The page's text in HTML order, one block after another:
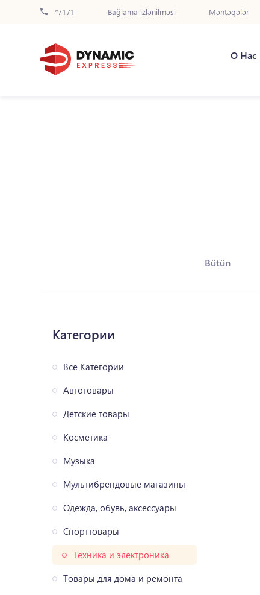
*7171 Bağlama izlənilməsi Məntəqələr
О Нас
Bütün
Категории
Все Категории
Автотовары
Детские товары
Косметика
Музыка
Мультибрендовые магазины
Одежда, обувь, аксессуары
Спорттовары
Техника и электроника
Товары для дома и ремонта